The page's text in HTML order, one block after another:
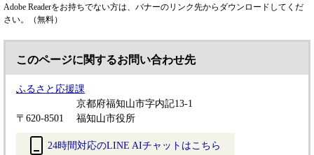
Adobe Readerをお持ちでない方は、バナーのリンク先からダウンロードしてくだ
さい。（無料）
このページに関するお問い合わせ先
ふるさと応援課
〒620-8501
京都府福知山市字内記13-1
福知山市役所
24時間対応のLINE AIチャットはこちら